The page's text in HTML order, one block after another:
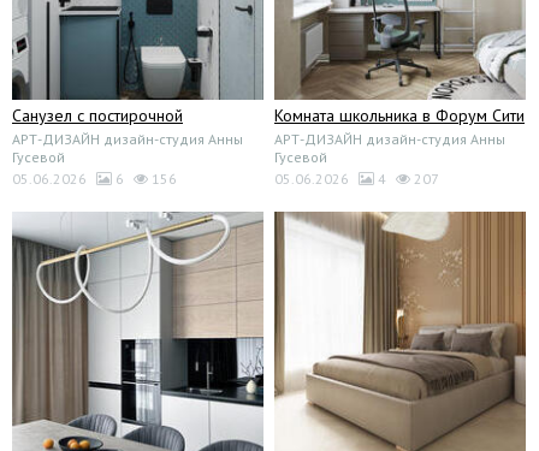
Санузел с постирочной
АРТ-ДИЗАЙН дизайн-студия Анны
Гусевой
05.06.2026
6 156
Комната школьника в Форум Сити
АРТ-ДИЗАЙН дизайн-студия Анны
Гусевой
05.06.2026
4 207